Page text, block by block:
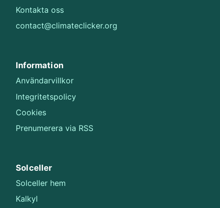
Kontakta oss
contact@climateclicker.org
Information
Användarvillkor
Integritetspolicy
Cookies
Prenumerera via RSS
Solceller
Solceller hem
Kalkyl